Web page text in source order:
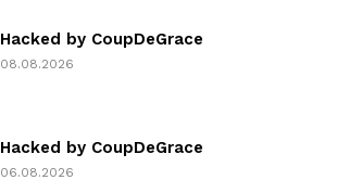
Hacked by CoupDeGrace
08.08.2026
Hacked by CoupDeGrace
06.08.2026